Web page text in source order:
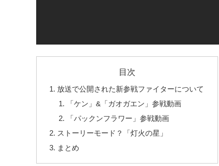
目次
放送で公開された新参戦ファイターについて
「ケン」&「ガオガエン」参戦動画
「パックンフラワー」参戦動画
ストーリーモード？「灯火の星」
まとめ